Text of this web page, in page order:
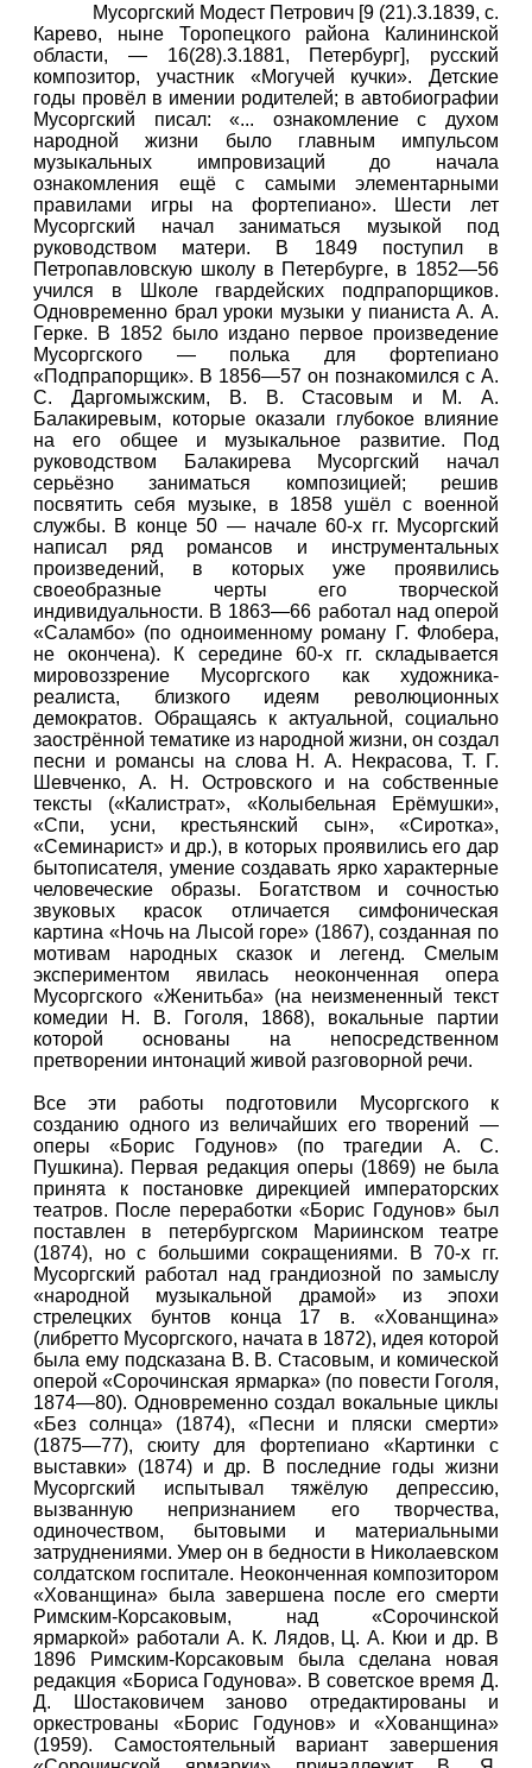
Мусоргский Модест Петрович [9 (21).3.1839, с.
Карево, ныне Торопецкого района Калининской
области, — 16(28).3.1881, Петербург], русский
композитор, участник «Могучей кучки». Детские
годы провёл в имении родителей; в автобиографии
Мусоргский писал: «... ознакомление с духом
народной жизни было главным импульсом
музыкальных импровизаций до начала
ознакомления ещё с самыми элементарными
правилами игры на фортепиано». Шести лет
Мусоргский начал заниматься музыкой под
руководством матери. В 1849 поступил в
Петропавловскую школу в Петербурге, в 1852—56
учился в Школе гвардейских подпрапорщиков.
Одновременно брал уроки музыки у пианиста А. А.
Герке. В 1852 было издано первое произведение
Мусоргского — полька для фортепиано
«Подпрапорщик». В 1856—57 он познакомился с А.
С. Даргомыжским, В. В. Стасовым и М. А.
Балакиревым, которые оказали глубокое влияние
на его общее и музыкальное развитие. Под
руководством Балакирева Мусоргский начал
серьёзно заниматься композицией; решив
посвятить себя музыке, в 1858 ушёл с военной
службы. В конце 50 — начале 60-х гг. Мусоргский
написал ряд романсов и инструментальных
произведений, в которых уже проявились
своеобразные черты его творческой
индивидуальности. В 1863—66 работал над оперой
«Саламбо» (по одноименному роману Г. Флобера,
не окончена). К середине 60-х гг. складывается
мировоззрение Мусоргского как художника-
реалиста, близкого идеям революционных
демократов. Обращаясь к актуальной, социально
заострённой тематике из народной жизни, он создал
песни и романсы на слова Н. А. Некрасова, Т. Г.
Шевченко, А. Н. Островского и на собственные
тексты («Калистрат», «Колыбельная Ерёмушки»,
«Спи, усни, крестьянский сын», «Сиротка»,
«Семинарист» и др.), в которых проявились его дар
бытописателя, умение создавать ярко характерные
человеческие образы. Богатством и сочностью
звуковых красок отличается симфоническая
картина «Ночь на Лысой горе» (1867), созданная по
мотивам народных сказок и легенд. Смелым
экспериментом явилась неоконченная опера
Мусоргского «Женитьба» (на неизмененный текст
комедии Н. В. Гоголя, 1868), вокальные партии
которой основаны на непосредственном
претворении интонаций живой разговорной речи.
Все эти работы подготовили Мусоргского к
созданию одного из величайших его творений —
оперы «Борис Годунов» (по трагедии А. С.
Пушкина). Первая редакция оперы (1869) не была
принята к постановке дирекцией императорских
театров. После переработки «Борис Годунов» был
поставлен в петербургском Мариинском театре
(1874), но с большими сокращениями. В 70-х гг.
Мусоргский работал над грандиозной по замыслу
«народной музыкальной драмой» из эпохи
стрелецких бунтов конца 17 в. «Хованщина»
(либретто Мусоргского, начата в 1872), идея которой
была ему подсказана В. В. Стасовым, и комической
оперой «Сорочинская ярмарка» (по повести Гоголя,
1874—80). Одновременно создал вокальные циклы
«Без солнца» (1874), «Песни и пляски смерти»
(1875—77), сюиту для фортепиано «Картинки с
выставки» (1874) и др. В последние годы жизни
Мусоргский испытывал тяжёлую депрессию,
вызванную непризнанием его творчества,
одиночеством, бытовыми и материальными
затруднениями. Умер он в бедности в Николаевском
солдатском госпитале. Неоконченная композитором
«Хованщина» была завершена после его смерти
Римским-Корсаковым, над «Сорочинской
ярмаркой» работали А. К. Лядов, Ц. А. Кюи и др. В
1896 Римским-Корсаковым была сделана новая
редакция «Бориса Годунова». В советское время Д.
Д. Шостаковичем заново отредактированы и
оркестрованы «Борис Годунов» и «Хованщина»
(1959). Самостоятельный вариант завершения